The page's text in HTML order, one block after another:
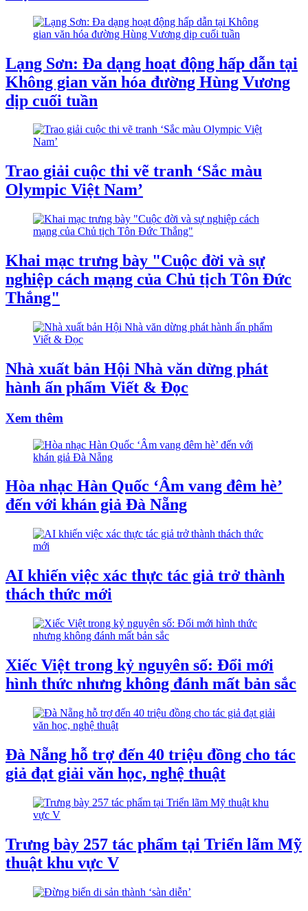
Lạng Sơn: Đa dạng hoạt động hấp dẫn tại
Không gian văn hóa đường Hùng Vương
dịp cuối tuần
Trao giải cuộc thi vẽ tranh ‘Sắc màu
Olympic Việt Nam’
Khai mạc trưng bày "Cuộc đời và sự
nghiệp cách mạng của Chủ tịch Tôn Đức
Thắng"
Nhà xuất bản Hội Nhà văn dừng phát
hành ấn phẩm Viết & Đọc
Xem thêm
Hòa nhạc Hàn Quốc ‘Âm vang đêm hè’
đến với khán giả Đà Nẵng
AI khiến việc xác thực tác giả trở thành
thách thức mới
Xiếc Việt trong kỷ nguyên số: Đổi mới
hình thức nhưng không đánh mất bản sắc
Đà Nẵng hỗ trợ đến 40 triệu đồng cho tác
giả đạt giải văn học, nghệ thuật
Trưng bày 257 tác phẩm tại Triển lãm Mỹ
thuật khu vực V